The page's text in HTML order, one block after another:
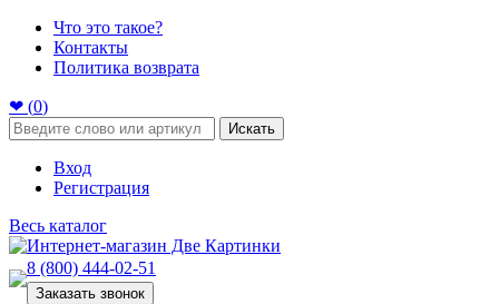
Что это такое?
Контакты
Политика возврата
❤ (0)
Искать
Вход
Регистрация
Весь каталог
8 (800) 444-02-51
Заказать звонок